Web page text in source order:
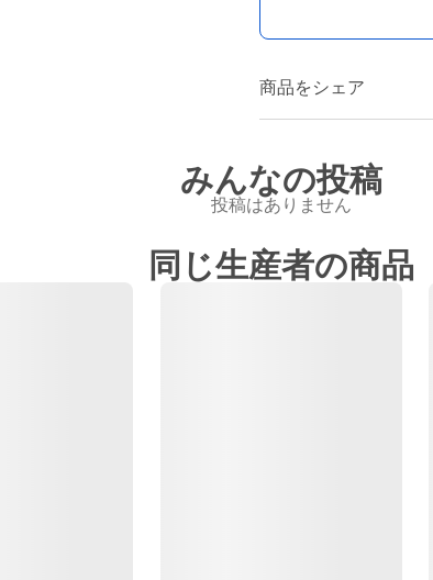
商品をシェア
みんなの投稿
投稿はありません
同じ生産者の商品